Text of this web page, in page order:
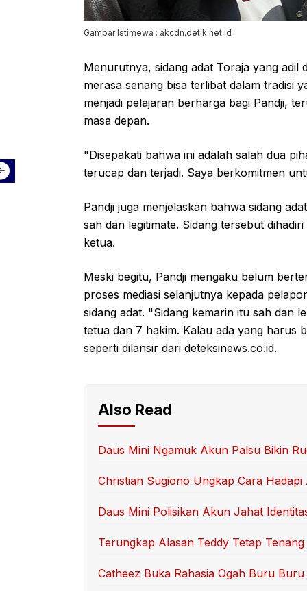
Gambar Istimewa : akcdn.detik.net.id
Menurutnya, sidang adat Toraja yang adil
merasa senang bisa terlibat dalam tradisi
menjadi pelajaran berharga bagi Pandji,
masa depan.
"Disepakati bahwa ini adalah salah dua
terucap dan terjadi. Saya berkomitmen
Pandji juga menjelaskan bahwa sidang
sah dan legitimate. Sidang tersebut
ketua.
Meski begitu, Pandji mengaku belum
proses mediasi selanjutnya kepada
sidang adat. "Sidang kemarin itu sah dan
tetua dan 7 hakim. Kalau ada yang harus
seperti dilansir dari deteksinews.co.id.
Also Read
Daus Mini Ngamuk Akun Palsu Bikin
Christian Sugiono Ungkap Cara
Daus Mini Polisikan Akun Jahat
Terungkap Alasan Teddy Tetap
Catheez Buka Rahasia Ogah Buru